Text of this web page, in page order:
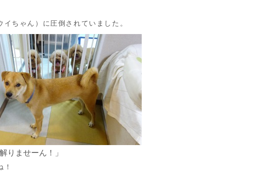
ちゃん）に圧倒されていました。
りませーん！」